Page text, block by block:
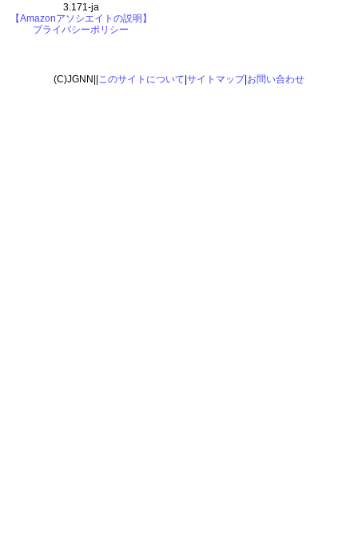
3.171-ja
【Amazonアソシエイトの説明】
プライバシーポリシー
(C)JGNN|| このサイトについて サイトマップ| お問い合わせ